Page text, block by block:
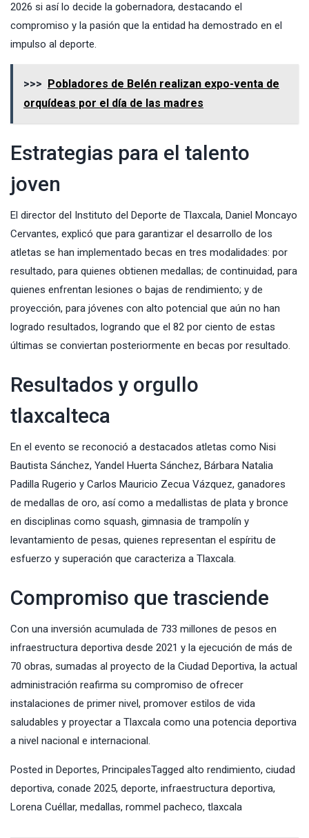
2026 si así lo decide la gobernadora, destacando el
compromiso y la pasión que la entidad ha demostrado en el
impulso al deporte.
>>>
Pobladores de Belén realizan expo-venta de
orquídeas por el día de las madres
Estrategias para el talento
joven
El director del Instituto del Deporte de Tlaxcala, Daniel Moncayo
Cervantes, explicó que para garantizar el desarrollo de los
atletas se han implementado becas en tres modalidades: por
resultado, para quienes obtienen medallas; de continuidad, para
quienes enfrentan lesiones o bajas de rendimiento; y de
proyección, para jóvenes con alto potencial que aún no han
logrado resultados, logrando que el 82 por ciento de estas
últimas se conviertan posteriormente en becas por resultado.
Resultados y orgullo
tlaxcalteca
En el evento se reconoció a destacados atletas como Nisi
Bautista Sánchez, Yandel Huerta Sánchez, Bárbara Natalia
Padilla Rugerio y Carlos Mauricio Zecua Vázquez, ganadores
de medallas de oro, así como a medallistas de plata y bronce
en disciplinas como squash, gimnasia de trampolín y
levantamiento de pesas, quienes representan el espíritu de
esfuerzo y superación que caracteriza a Tlaxcala.
Compromiso que trasciende
Con una inversión acumulada de 733 millones de pesos en
infraestructura deportiva desde 2021 y la ejecución de más de
70 obras, sumadas al proyecto de la Ciudad Deportiva, la actual
administración reafirma su compromiso de ofrecer
instalaciones de primer nivel, promover estilos de vida
saludables y proyectar a Tlaxcala como una potencia deportiva
a nivel nacional e internacional.
Posted in Deportes, PrincipalesTagged alto rendimiento, ciudad
deportiva, conade 2025, deporte, infraestructura deportiva,
Lorena Cuéllar, medallas, rommel pacheco, tlaxcala